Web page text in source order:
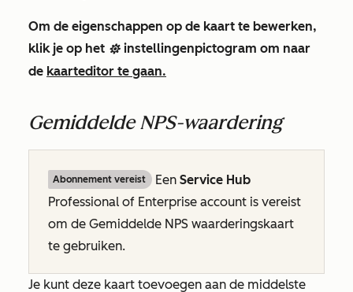
Om de eigenschappen op de kaart te bewerken,
klik je op het settings instellingenpictogram om naar
de kaarteditor te gaan.
Gemiddelde NPS-waardering
Abonnement vereist Een Service Hub
Professional of Enterprise account is vereist
om de Gemiddelde NPS waarderingskaart
te gebruiken.
Je kunt deze kaart toevoegen aan de middelste